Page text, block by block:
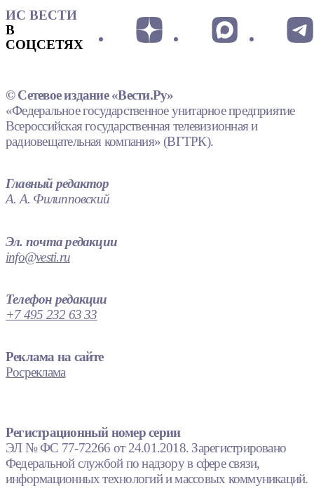
ИС ВЕСТИ
В
СОЦСЕТЯХ
© Сетевое издание «Вести.Ру»
«Федеральное государственное унитарное предприятие
Всероссийская государственная телевизионная и
радиовещательная компания» (ВГТРК).
Главный редактор
А. А. Филипповский
Эл. почта редакции
info@vesti.ru
Телефон редакции
+7 495 232 63 33
Реклама на сайте
Росреклама
Регистрационный номер серии
ЭЛ № ФС 77-72266 от 24.01.2018. Зарегистрировано
Федеральной службой по надзору в сфере связи,
информационных технологий и массовых коммуникаций.